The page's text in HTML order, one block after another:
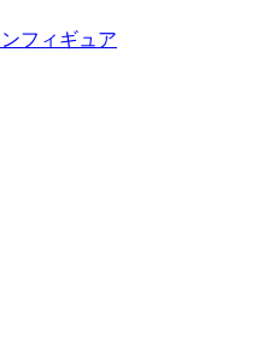
フィギュア